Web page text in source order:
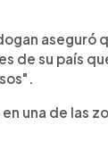
aseguró
de su país
una de las